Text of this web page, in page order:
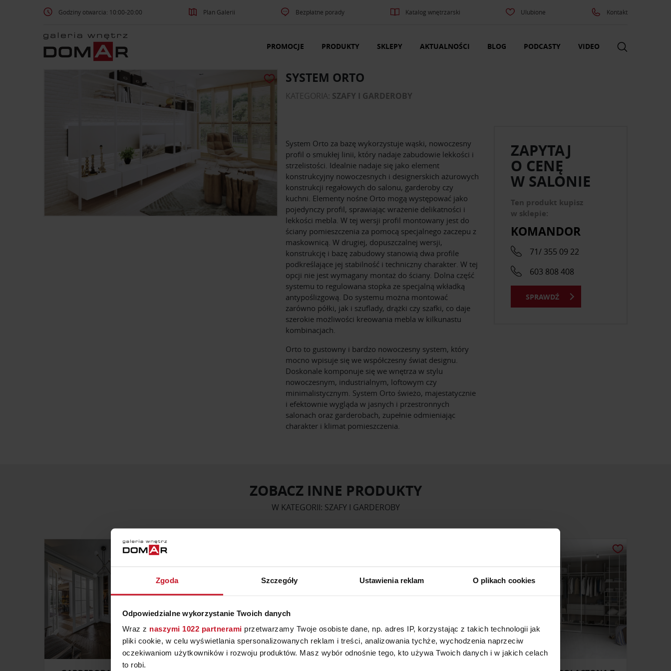
Zgoda Szczegóły Ustawienia reklam O plikach cookies
Odpowiedzialne wykorzystanie Twoich danych
Wraz z naszymi 1022 partnerami przetwarzamy Twoje osobiste dane, np. adres IP, korzystając z takich technologii jak
pliki cookie, w celu wyświetlania spersonalizowanych reklam i treści, analizowania tychże, wychodzenia naprzeciw
oczekiwaniom użytkowników i rozwoju produktów. Masz wybór odnośnie tego, kto używa Twoich danych i w jakich celach
to robi.
Godziny otwarcia: 10:00-20:00 Plan Galerii Bezpłatne porady Katalog wnętrzarski Ulubione Kontakt
PROMOCJE PRODUKTY SKLEPY AKTUALNOŚCI BLOG PODCASTY VIDEO
SYSTEM ORTO
KATEGORIA: SZAFY I GARDEROBY
System Orto za bazę wykorzystuje wąski, nowoczesny
profil o smukłej linii, który nadaje zabudowie lekkości i
strzelistości. Idealnie nadaje się jako element
konstrukcyjny nowoczesnych i designerskich ażurowych
konstrukcji regałowych do salonu, garderoby czy
kuchni. Elementy nośne Orto mogą występować jako
pojedynczy profil, sprawiając wrażenie delikatności i
lekkości mebla. W tej wersji profil montowany jest do
ściany pomieszczenia za pomocą specjalnego zaczepu z
maskownicą. W drugiej, dopuszczalnej wersji,
konstrukcję i bazę zabudowy stanowią dwa profile
podkreślające jej stabilność i techniczny charakter. W tej
opcji nie jest wymagany montaż do ściany. Dolna część
systemu to regulowana stopka ze specjalną wkładką
antypoślizgową. Do systemu można montować
zarówno półki, jak i szuflady, drążki czy szafki, co daje
szerokie możliwości kreowania mebla w kilkunastu
kombinacjach.
Orto to gustowny i bardzo nowoczesny system, który
mocno wpisuje się we współczesny świat designu.
Doskonale komponuje się we wnętrza w stylu
nowoczesnym, industrialnym, loftowym czy
minimalistycznym. System Orto świeżo, majestatycznie
i efektownie wygląda w jasnych i przestronnych
salonach oraz garderobach, zupełnie odmieniając
charakter i klimat pomieszczenia.
ZAPYTAJ
O CENĘ
W SALONIE
Ten produkt kupisz
w sklepie:
KOMANDOR
71/ 355 09 22
603 808 408
SPRAWDŹ
ZOBACZ INNE PRODUKTY
W KATEGORII: SZAFY I GARDEROBY